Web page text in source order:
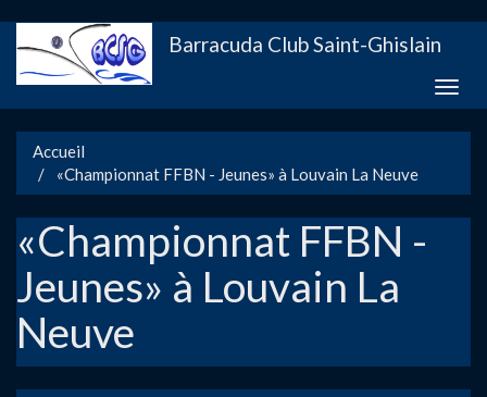
au
contenu
Barracuda Club Saint-Ghislain
Toggle
Accueil
«Championnat FFBN - Jeunes» à Louvain La Neuve
«Championnat FFBN -
Jeunes» à Louvain La
Neuve